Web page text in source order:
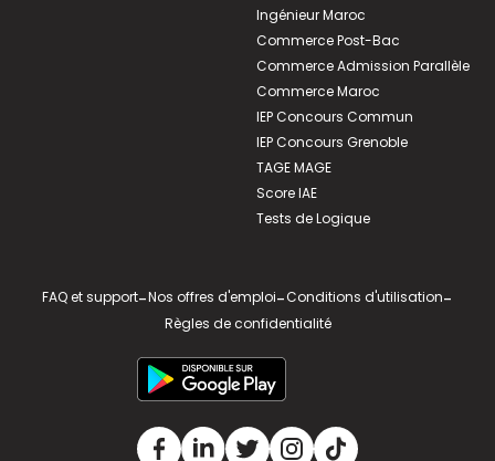
Ingénieur Maroc
Commerce Post-Bac
Commerce Admission Parallèle
Commerce Maroc
IEP Concours Commun
IEP Concours Grenoble
TAGE MAGE
Score IAE
Tests de Logique
FAQ et support-Nos offres d'emploi-Conditions d'utilisation-
Règles de confidentialité